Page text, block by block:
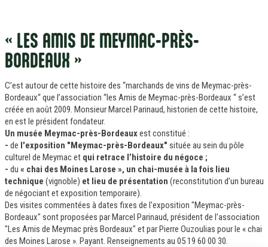
« LES AMIS DE MEYMAC-PRÈS-
BORDEAUX »
C’est autour de cette histoire des “marchands de vins de Meymac-près-
Bordeaux“ que l’association “les Amis de Meymac-près-Bordeaux “ s’est
créée en août 2009. Monsieur Marcel Parinaud, historien de cette histoire,
en est le président fondateur.
Un musée Meymac-près-Bordeauxest constitué :
- de l'exposition "Meymac-près-Bordeaux" située au sein du pôle
culturel de Meymac et qui retrace l’histoire du négoce ;
- du « chai des Moines Larose », un chai-musée à la fois lieu
technique (vignoble) et lieu de présentation (reconstitution d’un bureau
de négociant et exposition temporaire).
Des visites commentées à dates fixes de l'exposition "Meymac-près-
Bordeaux" sont proposées par Marcel Parinaud, président de l'association
"Les Amis de Meymac près Bordeaux" et par Pierre Ouzoulias pour le « chai
des Moines Larose ». Payant. Renseignements au 05 19 60 00 30.